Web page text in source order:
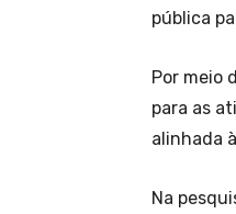
pública
Por meio
para as
alinhada
Na